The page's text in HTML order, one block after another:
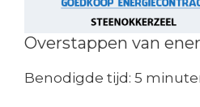
Overstappen van
Benodigde tijd: 5